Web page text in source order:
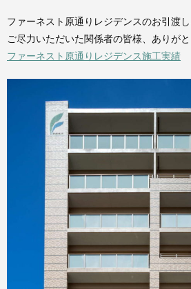
ファーネスト原通りレジデンスのお引渡し
ご尽力いただいた関係者の皆様、ありがと
ファーネスト原通りレジデンス施工実績